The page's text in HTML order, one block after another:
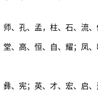
、孔、孟，柱、石、流、
、高、恒、自、耀；凤、
彝、宪；英、才、宏、